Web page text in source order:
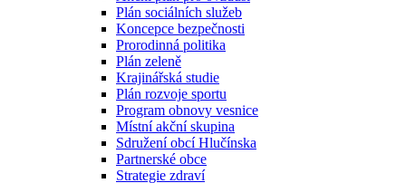
Plán sociálních služeb
Koncepce bezpečnosti
Prorodinná politika
Plán zeleně
Krajinářská studie
Plán rozvoje sportu
Program obnovy vesnice
Místní akční skupina
Sdružení obcí Hlučínska
Partnerské obce
Strategie zdraví